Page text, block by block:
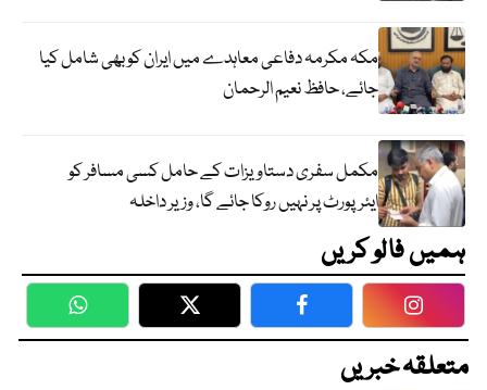
مکہ مکرمہ دفاعی معاہدے میں ایران کو بھی شامل کیا
جائے، حافظ نعیم الرحمان
مکمل سفری دستاویزات کے حامل کسی مسافر کو
ایئرپورٹ پر نہیں روکا جائے گا، وزیر داخلہ
ہمیں فالو کریں
WhatsApp Twitter Facebook
متعلقہ خبریں